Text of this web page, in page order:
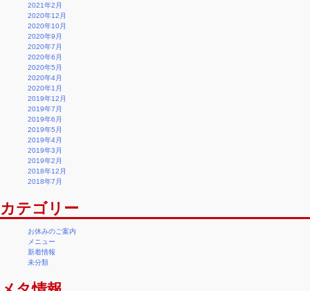
2021年2月
2020年12月
2020年10月
2020年9月
2020年7月
2020年6月
2020年5月
2020年4月
2020年1月
2019年12月
2019年7月
2019年6月
2019年5月
2019年4月
2019年3月
2019年2月
2018年12月
2018年7月
カテゴリー
お休みのご案内
メニュー
新着情報
未分類